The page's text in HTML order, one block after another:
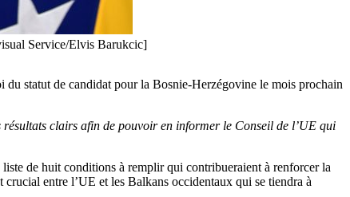
Service/Elvis Barukcic]
statut de candidat pour la Bosnie-Herzégovine le mois prochain
résultats clairs afin de pouvoir en informer le Conseil de l’UE qui
de huit conditions à remplir qui contribueraient à renforcer la
entre l’UE et les Balkans occidentaux qui se tiendra à